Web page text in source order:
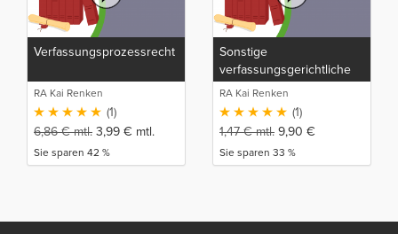
Verfassungsprozessrecht
RA Kai Renken
(1)
6,86€mtl. 3,99 € mtl.
Sie sparen 42 %
Sonstige
verfassungsgerichtliche
Verfahren
RA Kai Renken
(1)
1,47€mtl. 9,90 €
Sie sparen 33 %